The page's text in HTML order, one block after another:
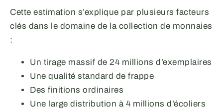
Cette estimation s’explique par plusieurs facteurs
clés dans le domaine de la collection de monnaies
:
Un tirage massif de 24 millions d’exemplaires
Une qualité standard de frappe
Des finitions ordinaires
Une large distribution à 4 millions d’écoliers